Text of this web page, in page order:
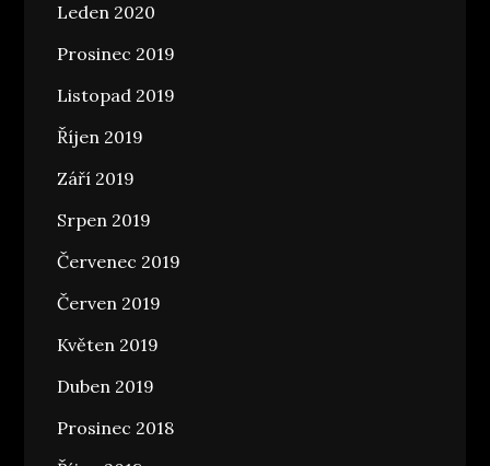
Leden 2020
Prosinec 2019
Listopad 2019
Říjen 2019
Září 2019
Srpen 2019
Červenec 2019
Červen 2019
Květen 2019
Duben 2019
Prosinec 2018